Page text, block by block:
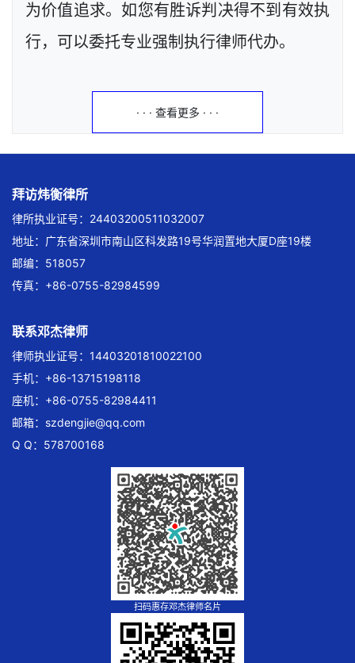
为价值追求。如您有胜诉判决得不到有效执
行，可以委托专业强制执行律师代办。
· · · 查看更多 · · ·
拜访炜衡律所
律所执业证号：24403200511032007
地址：广东省深圳市南山区科发路19号华润置地大厦D座19楼
邮编：518057
传真：+86-0755-82984599
联系邓杰律师
律师执业证号：14403201810022100
手机：+86-13715198118
座机：+86-0755-82984411
邮箱： szdengjie@qq.com
Q Q：578700168
扫码惠存邓杰律师名片